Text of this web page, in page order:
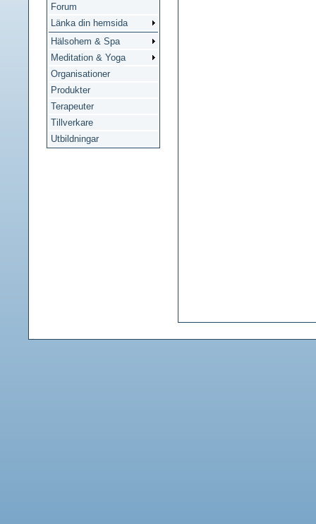
Forum
Länka din hemsida
Hälsohem & Spa
Meditation & Yoga
Organisationer
Produkter
Terapeuter
Tillverkare
Utbildningar